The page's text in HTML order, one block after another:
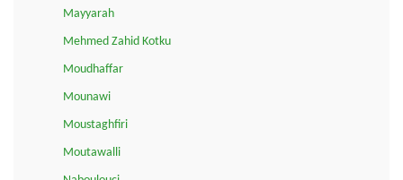
Mayyarah
Mehmed Zahid Kotku
Moudhaffar
Mounawi
Moustaghfiri
Moutawalli